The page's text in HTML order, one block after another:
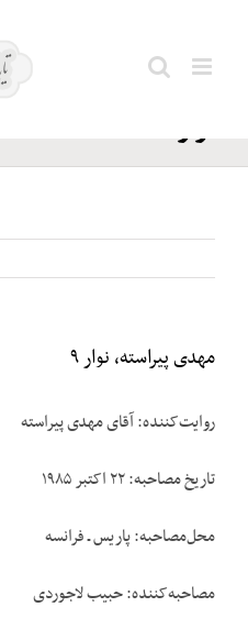
پیراسته،
نوار ۹
مهدی پیراسته، نوار ۹
روایت‌کننده: آقای مهدی پیراسته
تاریخ مصاحبه: ۲۲ اکتبر ۱۹۸۵
محل‌مصاحبه: پاریس ـ فرانسه
مصاحبه‌کننده: حبیب لاجوردی